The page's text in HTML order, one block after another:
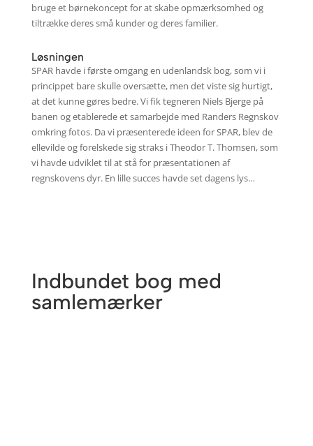
bruge et børnekoncept for at skabe opmærksomhed og
tiltrække deres små kunder og deres familier.
Løsningen
SPAR havde i første omgang en udenlandsk bog, som vi i
princippet bare skulle oversætte, men det viste sig hurtigt,
at det kunne gøres bedre. Vi fik tegneren Niels Bjerge på
banen og etablerede et samarbejde med Randers Regnskov
omkring fotos. Da vi præsenterede ideen for SPAR, blev de
ellevilde og forelskede sig straks i Theodor T. Thomsen, som
vi havde udviklet til at stå for præsentationen af
regnskovens dyr. En lille succes havde set dagens lys…
Indbundet bog med
samlemærker